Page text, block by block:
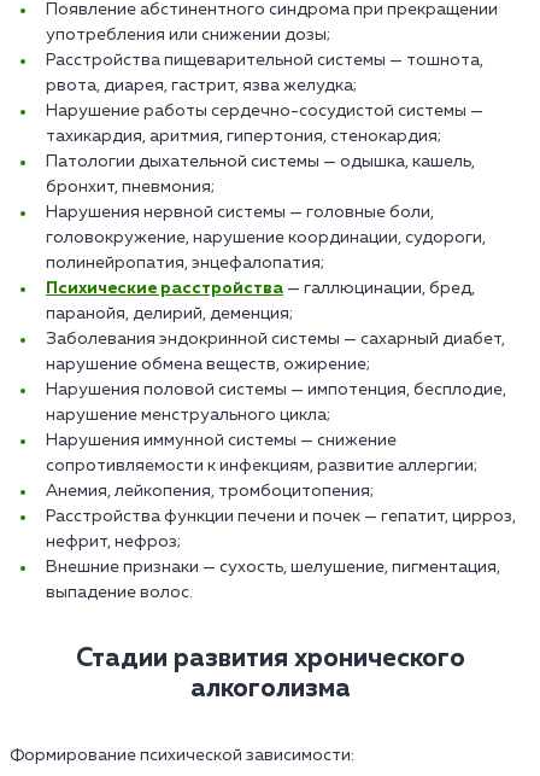
Появление абстинентного синдрома при прекращении
употребления или снижении дозы;
Расстройства пищеварительной системы — тошнота,
рвота, диарея, гастрит, язва желудка;
Нарушение работы сердечно-сосудистой системы —
тахикардия, аритмия, гипертония, стенокардия;
Патологии дыхательной системы — одышка, кашель,
бронхит, пневмония;
Нарушения нервной системы — головные боли,
головокружение, нарушение координации, судороги,
полинейропатия, энцефалопатия;
Психические расстройства — галлюцинации, бред,
паранойя, делирий, деменция;
Заболевания эндокринной системы — сахарный диабет,
нарушение обмена веществ, ожирение;
Нарушения половой системы — импотенция, бесплодие,
нарушение менструального цикла;
Нарушения иммунной системы — снижение
сопротивляемости к инфекциям, развитие аллергии;
Анемия, лейкопения, тромбоцитопения;
Расстройства функции печени и почек — гепатит, цирроз,
нефрит, нефроз;
Внешние признаки — сухость, шелушение, пигментация,
выпадение волос.
Стадии развития хронического
алкоголизма
Формирование психической зависимости: